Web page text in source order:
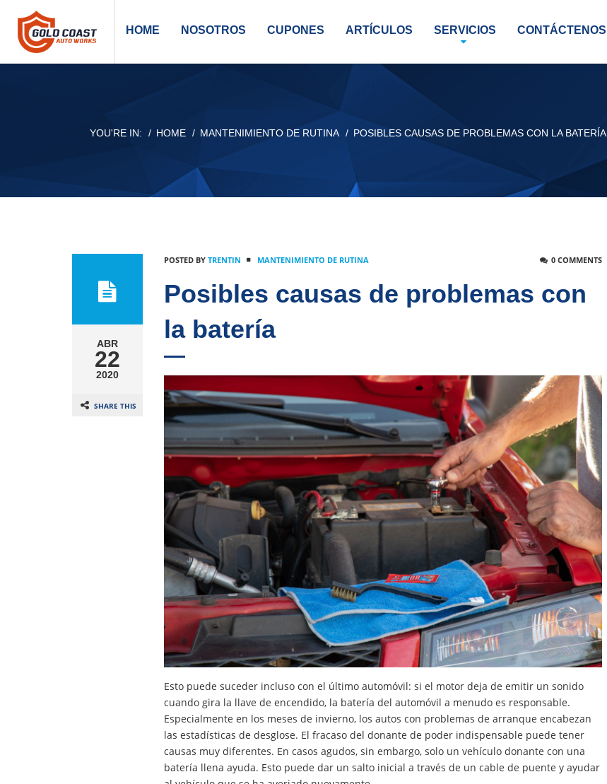
HOME NOSOTROS CUPONES ARTÍCULOS SERVICIOS CONTÁCTENOS
YOU'RE IN: HOME MANTENIMIENTO DE RUTINA POSIBLES CAUSAS DE PROBLEMAS CON LA BATERÍA
ABR
22
2020
SHARE THIS
POSTED BY TRENTIN MANTENIMIENTO DE RUTINA 0 COMMENTS
Posibles causas de problemas con
la batería
Esto puede suceder incluso con el último automóvil: si el motor deja de emitir un sonido
cuando gira la llave de encendido, la batería del automóvil a menudo es responsable.
Especialmente en los meses de invierno, los autos con problemas de arranque encabezan
las estadísticas de desglose. El fracaso del donante de poder indispensable puede tener
causas muy diferentes. En casos agudos, sin embargo, solo un vehículo donante con una
batería llena ayuda. Esto puede dar un salto inicial a través de un cable de puente y ayudar